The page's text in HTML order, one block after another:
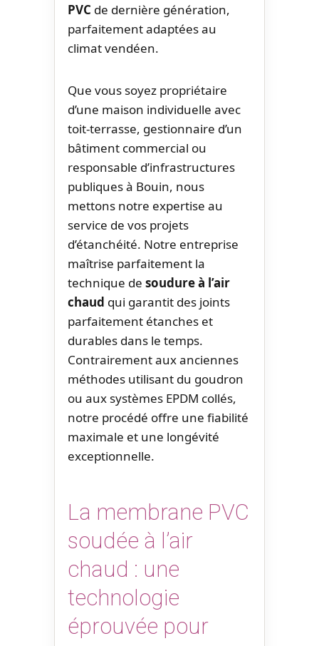
PVC de dernière génération,
parfaitement adaptées au
climat vendéen.
Que vous soyez propriétaire
d’une maison individuelle avec
toit-terrasse, gestionnaire d’un
bâtiment commercial ou
responsable d’infrastructures
publiques à Bouin, nous
mettons notre expertise au
service de vos projets
d’étanchéité. Notre entreprise
maîtrise parfaitement la
technique de soudure à l’air
chaud qui garantit des joints
parfaitement étanches et
durables dans le temps.
Contrairement aux anciennes
méthodes utilisant du goudron
ou aux systèmes EPDM collés,
notre procédé offre une fiabilité
maximale et une longévité
exceptionnelle.
La membrane PVC
soudée à l’air
chaud : une
technologie
éprouvée pour